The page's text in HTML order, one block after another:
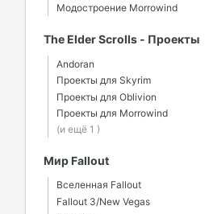
Модостроение Morrowind
The Elder Scrolls - Проекты
Andoran
Проекты для Skyrim
Проекты для Oblivion
Проекты для Morrowind
(и ещё 1 )
Мир Fallout
Вселенная Fallout
Fallout 3/New Vegas